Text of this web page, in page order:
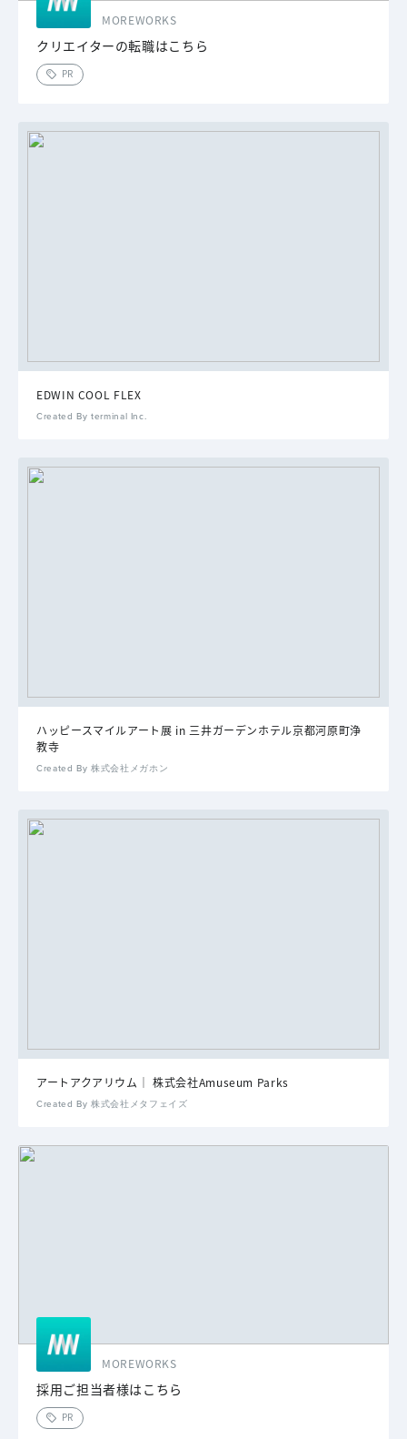
MOREWORKS
クリエイターの転職はこちら
PR
EDWIN COOL FLEX
Created By terminal Inc.
ハッピースマイルアート展 in 三井ガーデンホテル京都河原町浄
教寺
Created By 株式会社メガホン
アートアクアリウム｜ 株式会社Amuseum Parks
Created By 株式会社メタフェイズ
MOREWORKS
採用ご担当者様はこちら
PR